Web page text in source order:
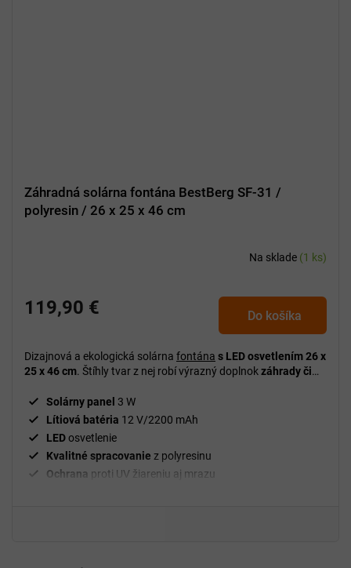
Záhradná solárna fontána BestBerg SF-31 /
polyresin / 26 x 25 x 46 cm
Na sklade (1 ks)
119,90 € Do košíka
Dizajnová a ekologická solárna fontána s LED osvetlením 26 x
25 x 46 cm. Štíhly tvar z nej robí výrazný doplnokzáhrady či
a spotreby elektriny.
Solárny panel 3 W
Lítiová batéria 12 V/2200 mAh
LEDosvetlenie
Kvalitné spracovanie z polyresinu
Ochrana proti UV žiareniu aj mrazu